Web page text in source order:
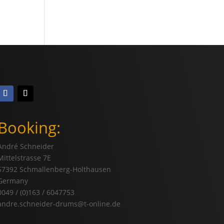
Schneider
7E
Schmallenberg-Holthausen
/ (0)163 / 6047753
drums@t-online.de